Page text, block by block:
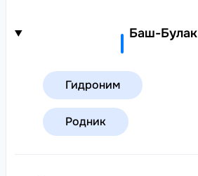
Баш-Булак
Гидроним
Родник